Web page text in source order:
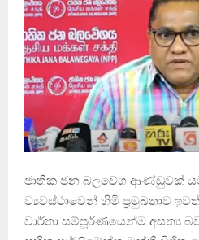
ජාතික ජන බලවේග ආණ්ඩුවක්
ව්‍යවස්ථාවෙන් හිමි ප‍්‍රමුඛතාව
වාර්තා සම්පූර්ණයෙන්ම අසත්‍ය